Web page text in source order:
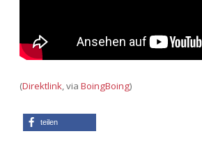
(Direktlink, via BoingBoing)
teilen